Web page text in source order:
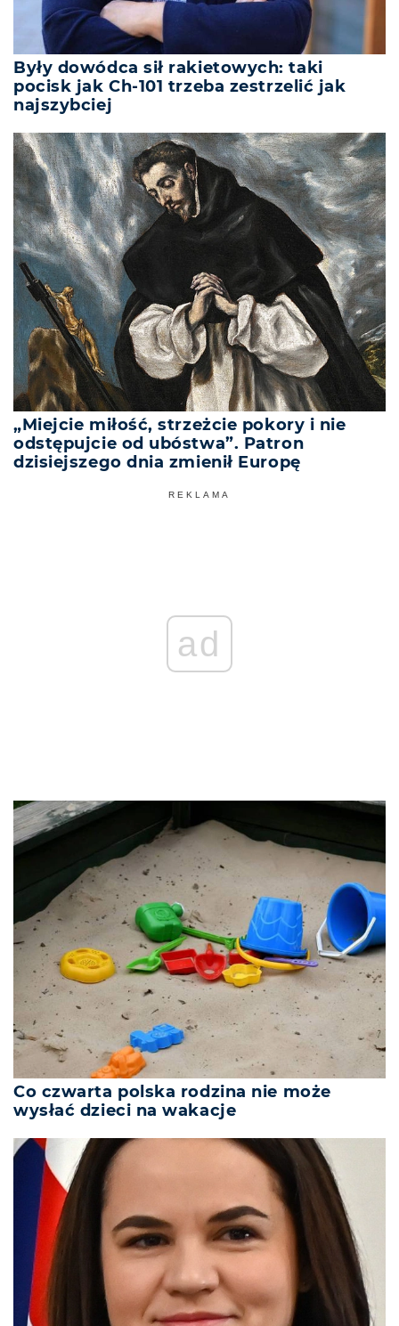
Były dowódca sił rakietowych: taki
pocisk jak Ch-101 trzeba zestrzelić jak
najszybciej
„Miejcie miłość, strzeżcie pokory i nie
odstępujcie od ubóstwa”. Patron
dzisiejszego dnia zmienił Europę
REKLAMA
ad
Co czwarta polska rodzina nie może
wysłać dzieci na wakacje